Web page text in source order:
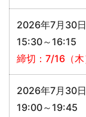
2026年7月30日
15:30～16:15
締切：7/16（木
2026年7月30日
19:00～19:45